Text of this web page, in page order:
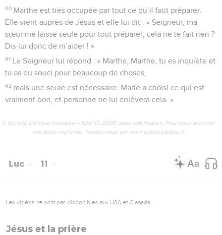
40 Marthe est très occupée par tout ce qu’il faut préparer.
Elle vient auprès de Jésus et elle lui dit : « Seigneur, ma
sœur me laisse seule pour tout préparer, cela ne te fait rien ?
Dis-lui donc de m’aider ! »
41 Le Seigneur lui répond : « Marthe, Marthe, tu es inquiète et
tu as du souci pour beaucoup de choses,
42 mais une seule est nécessaire. Marie a choisi ce qui est
vraiment bon, et personne ne lui enlèvera cela. »
© Société biblique française – Bibli’O, 2000, avec autorisation. Pour vous procurer
une Bible imprimée, rendez-vous sur www.editionsbiblio.fr
Luc 11
Les vidéos ne sont pas disponibles aux USA et C anada.
Jésus et la prière